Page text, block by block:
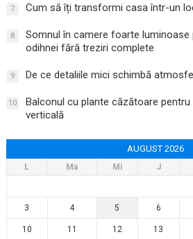
7 Cum să îți transformi casa într-un
8
Somnul în camere foarte
odihnei fără treziri complete
9 De ce detaliile mici schimbă
10
Balconul cu plante căzătoare
verticală
AUGUST 2026
L Ma Mi J
3 4 5 6
10 11 12 13